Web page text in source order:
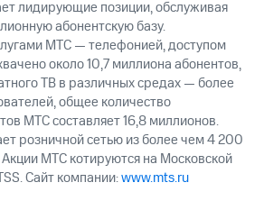
лидирующие позиции, обслуживая
абонентскую базу.
МТС — телефонией, доступом
около 10,7 миллиона абонентов,
ТВ в различных средах — более
общее количество
МТС составляет 16,8 миллионов.
розничной сетью из более чем 4 200
МТС котируются на Московской
Сайт компании:www.mts.ru